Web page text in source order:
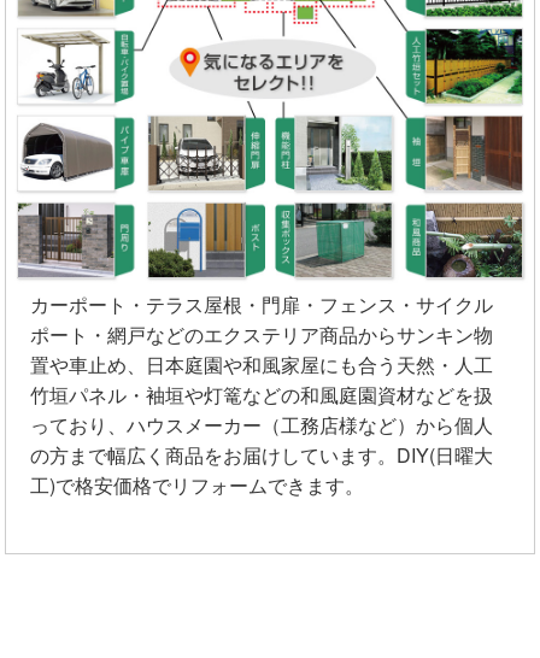
カーポート・テラス屋根・門扉・フェンス・サイクル
ポート・網戸などのエクステリア商品からサンキン物
置や車止め、日本庭園や和風家屋にも合う天然・人工
竹垣パネル・袖垣や灯篭などの和風庭園資材などを扱
っており、ハウスメーカー（工務店様など）から個人
の方まで幅広く商品をお届けしています。DIY(日曜大
工)で格安価格でリフォームできます。